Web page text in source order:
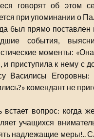
говорят об этом
при упоминании о
был прямо
события,
моменты:
и приступила к нему с
Василисы
комендант не
встает вопрос: когда
учащихся
надлежащие меры!..